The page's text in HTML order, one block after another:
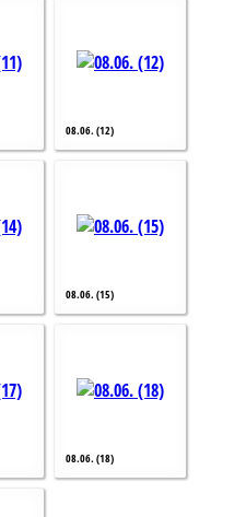
08.06. (12)
08.06. (15)
08.06. (18)